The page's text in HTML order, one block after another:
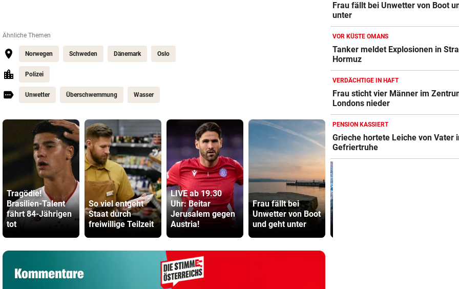
Ähnliche Themen
Norwegen Schweden Dänemark Oslo
Polizei
Unwetter Überschwemmung Wasser
Tragödie!
Brasilien-Talent
fährt 84-Jährigen
tot
So viel entgeht
Staat durch
freiwillige Teilzeit
LIVE ab 19.30
Uhr: Beitar
Jerusalem gegen
Austria!
Frau fällt bei
Unwetter von Boot
und geht unter
EXPERTEN WARNEN vor
Hitze gefährdet Gewässer und
heimische Fischwelt
Frau fällt bei Unwetter von Boot
unter
VOR KÜSTE OMANS
Tanker meldet Explosionen in
Hormuz
VERDÄCHTIGE IN HAFT
Frau sticht vier Männer im
Londons nieder
PENSION KASSIERT
Grieche hortete Leiche von Vater
Gefriertruhe